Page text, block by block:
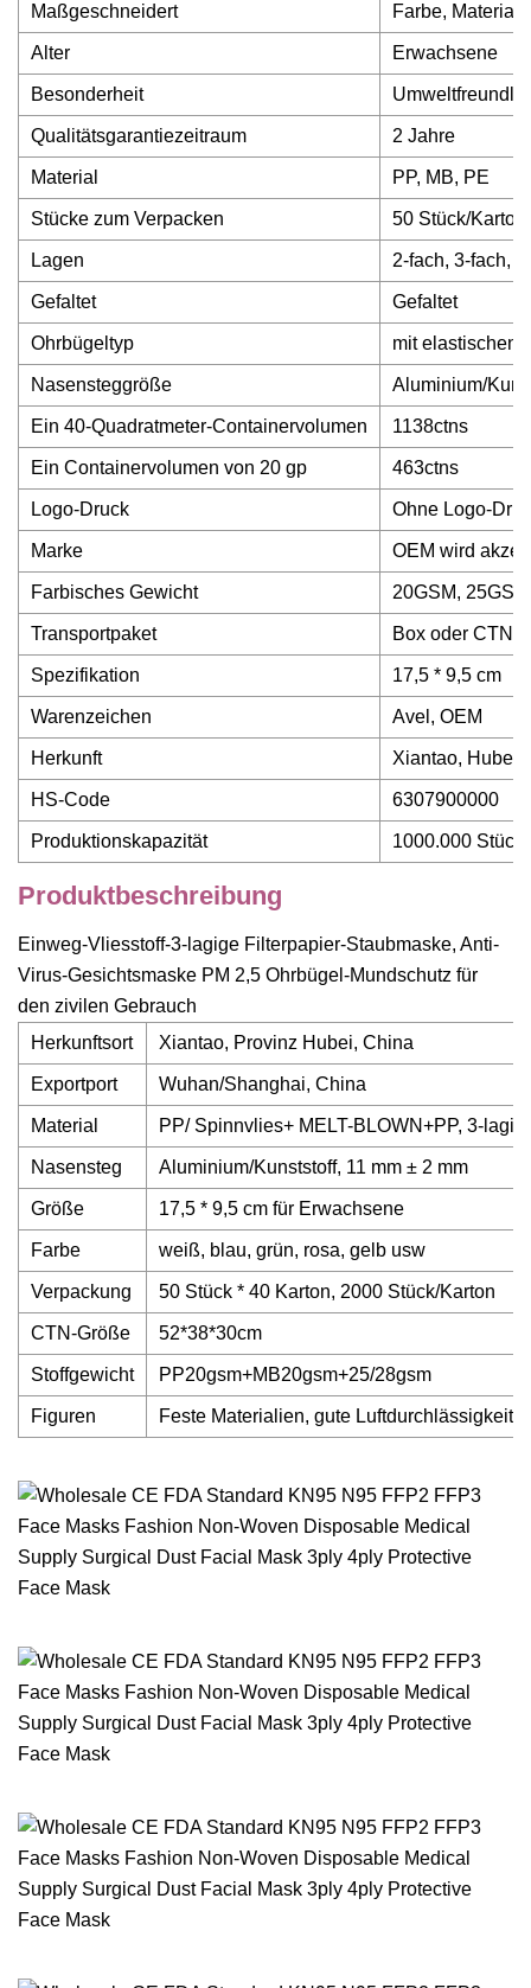
Maßgeschneidert Farbe, Material
Alter Erwachsene
Besonderheit
Qualitätsgarantiezeitraum 2 Jahre
Material PP, MB, PE
Stücke zum Verpacken 50 Stück/
Lagen 2-fach, 3-fach,
Gefaltet Gefaltet
Ohrbügeltyp mit elastischen
Nasensteggröße Aluminium/
Ein 40-Quadratmeter-Containervolumen 1138ctns
Ein Containervolumen von 20 gp 463ctns
Logo-Druck Ohne Logo-
Marke OEM wird
Farbisches Gewicht 20GSM,
Transportpaket Box oder CTN
Spezifikation 17,5 * 9,5 cm
Warenzeichen Avel, OEM
Herkunft Xiantao, Hubei,
HS-Code 6307900000
Produktionskapazität 1000.000
Produktbeschreibung
Einweg-Vliesstoff-3-lagige Filterpapier-Staubmaske, Anti-
Virus-Gesichtsmaske PM 2,5 Ohrbügel-Mundschutz für
den zivilen Gebrauch
Herkunftsort
Xiantao, Provinz Hubei, China
Exportport Wuhan/Shanghai, China
Material PP/ Spinnvlies+ MELT-BLOWN+PP, 3-lagig
Nasensteg Aluminium/Kunststoff, 11 mm ± 2 mm
Größe 17,5 * 9,5 cm für Erwachsene
Farbe weiß, blau, grün, rosa, gelb usw
Verpackung 50 Stück * 40 Karton, 2000 Stück/Karton
CTN-Größe 52*38*30cm
Stoffgewicht PP20gsm+MB20gsm+25/28gsm
Figuren Feste Materialien, gute Luftdurchlässigkeit,